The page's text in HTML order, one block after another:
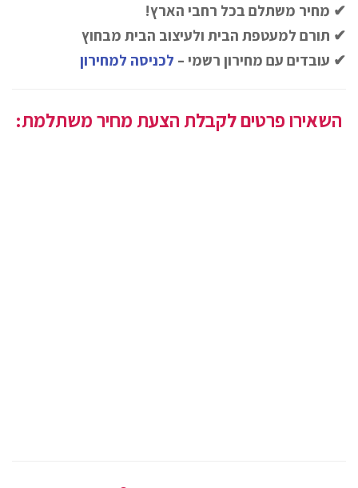
✔ מחיר משתלם בכל רחבי הארץ!
✔ תורם למעטפת הבית ולעיצוב הבית מבחוץ
✔ עובדים עם מחירון רשמי – לכניסה למחירון
השאירו פרטים לקבלת הצעת מחיר משתלמת: